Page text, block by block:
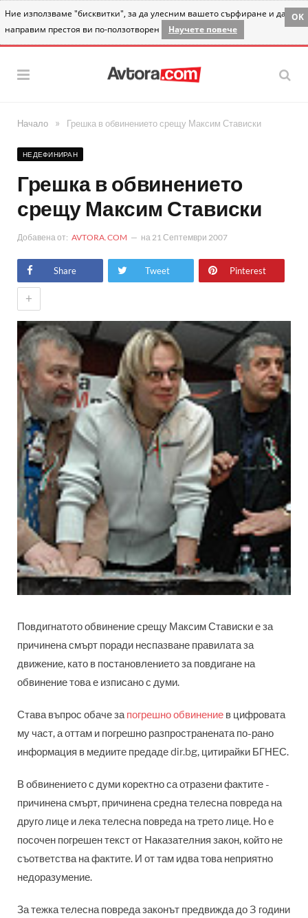
Ние използваме "бисквитки", за да улесним вашето сърфиране и да
направим престоя ви по-ползотворен
Научете повече
OK
Начало » Грешка в обвинението срещу Максим Стависки
НЕДЕФИНИРАН
Грешка в обвинението
срещу Максим Стависки
Добавена от: AVTORA.COM на 21 Септември 2007
Share Tweet Pinterest
+
Повдигнатото обвинение срещу Максим Стависки е за
причинена смърт поради неспазване правилата за
движение, като в постановлението за повдигане на
обвинение това е изписано с думи.
Става въпрос обаче запогрешно обвинение в цифровата
му част, а оттам и погрешно разпространената по-рано
информация в медиите предаде dir.bg, цитирайки БГНЕС.
В обвинението с думи коректно са отразени фактите -
причинена смърт, причинена средна телесна повреда на
друго лице и лека телесна повреда на трето лице. Но е
посочен погрешен текст от Наказателния закон, който не
съответства на фактите. И от там идва това неприятно
недоразумение.
За тежка телесна повреда законът предвижда до 3 години